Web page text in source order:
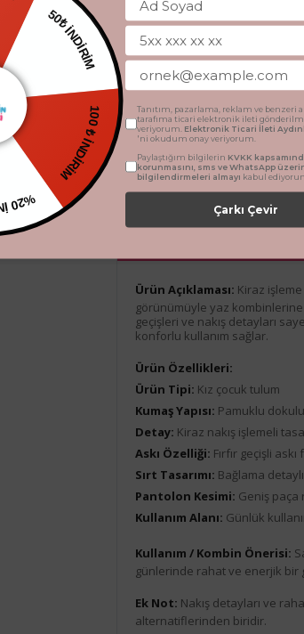
Beden
2 Yaş 3 Yaş 4
Ürün Açıklaması: Kiraz
görünümüyle yaz kombinlerine
geçişleri ve nakış detayları
konforlu kullanım sağlar.
Ürün Özellikleri:
Ürün Tipi: Kız çocuk tulum
Kumaş Yapısı: Pamuklu
Detay: Kiraz nakış işlemeli
Askı Özelliği: Fırfır geçişli
Sırt Tasarımı: Bağlama
Pantolon Kesimi: Geniş paça
Kullanım Alanı: Günlük
Kullanım / Kombin Önerisi:
günlerinde rahat ve enerjik bir
Ek Not: Nakış detayları ve
alternatiflerinden biridir.
50₺ İNDİRİM
100 ₺ İNDİRİM
Tanıtım, pazarlama, reklam ve benzeri
tarafıma ticari elektronik ileti
veriyorum. Elektronik Ticari İleti
'ni okudum onay veriyorum.
Paylaştığım bilgilerin KVKK
korunmasını, sms ve WhatsApp
bilgilendirmeleri almayı kabul
Çarkı Çevir